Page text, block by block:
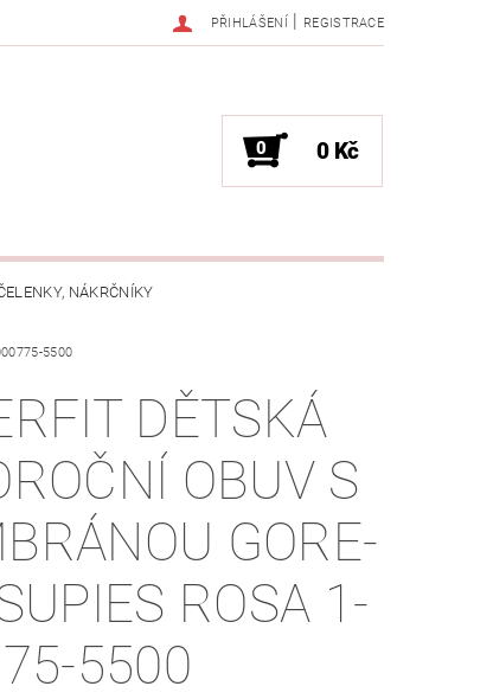
PŘIHLÁŠENÍ | REGISTRACE
0 0 Kč
NÁKRČNÍKY
VYBRAT SPRÁVNOU VELIKOST?
5500
DĚTSKÁ
OBUV S
GORE-
ROSA 1-
5500